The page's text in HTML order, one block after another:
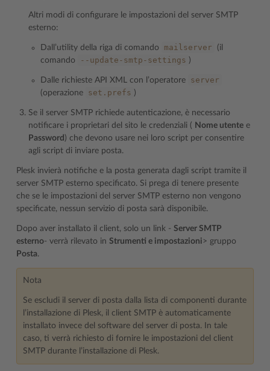
Altri modi di configurare le impostazioni del server SMTP
esterno:
Dall’utility della riga di comando mailserver
(il
comando
--update-smtp-settings )
Dalle richieste API XML con l’operatore server
(operazione set.prefs )
Se il server SMTP richiede autenticazione, è necessario
notificare i proprietari del sito le credenziali ( Nome utente e
Password ) che devono usare nei loro script per consentire
agli script di inviare posta.
Plesk invierà notifiche e la posta generata dagli script tramite il
server SMTP esterno specificato. Si prega di tenere presente
che se le impostazioni del server SMTP esterno non vengono
specificate, nessun servizio di posta sarà disponibile.
Dopo aver installato il client, solo un link - Server SMTP
esterno- verrà rilevato in Strumenti e impostazioni> gruppo
Posta.
Nota
Se escludi il server di posta dalla lista di componenti durante
l’installazione di Plesk, il client SMTP è automaticamente
installato invece del software del server di posta. In tale
caso, ti verrà richiesto di fornire le impostazioni del client
SMTP durante l’installazione di Plesk.